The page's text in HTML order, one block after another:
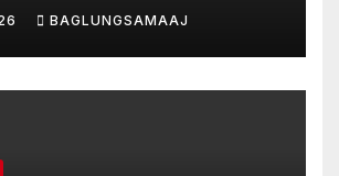
BAGLUNGSAMAAJ